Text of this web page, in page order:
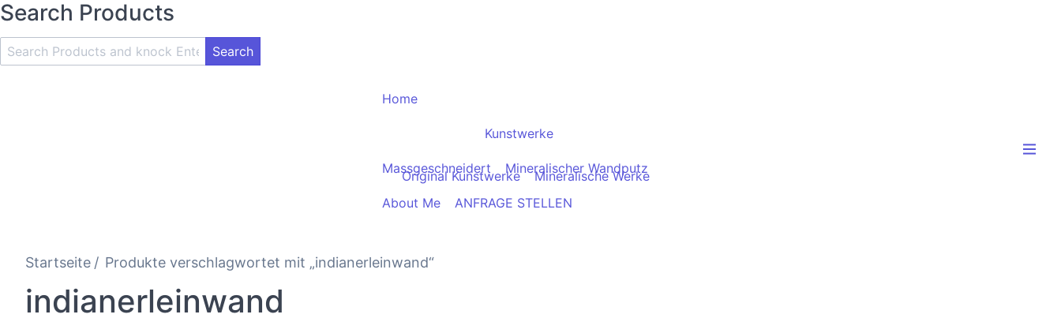
Search Products
Search
Product
Home
Kunstwerke
Original Kunstwerke Mineralische Werke
Massgeschneidert Mineralischer Wandputz
About Me ANFRAGE STELLEN
Startseite Produkte verschlagwortet mit „indianerleinwand“
indianerleinwand